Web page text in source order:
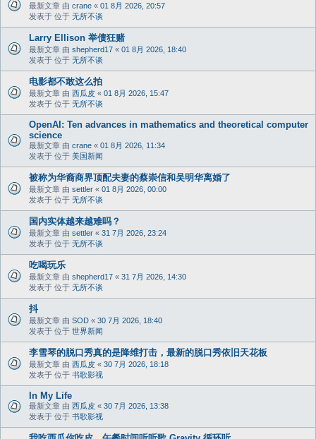
最新文章 由 crane « 01 8月 2026, 20:57
发表于 位于 无所不谈
Larry Ellison 举债狂赌
最新文章 由 shepherd17 « 01 8月 2026, 18:40
发表于 位于 无所不谈
电影都不敢这么拍
最新文章 由 西瓜皮 « 01 8月 2026, 15:47
发表于 位于 无所不谈
OpenAI: Ten advances in mathematics and theoretical computer
science
最新文章 由 crane « 01 8月 2026, 11:34
发表于 位于 美国新闻
被称为华裔商界顶配夫妻的蔡崇信和吴明华离婚了
最新文章 由 settler « 01 8月 2026, 00:00
发表于 位于 无所不谈
国内实体越来越难吗？
最新文章 由 settler « 31 7月 2026, 23:24
发表于 位于 无所不谈
吃喝玩乐
最新文章 由 shepherd17 « 31 7月 2026, 14:30
发表于 位于 无所不谈
抖
最新文章 由 SOD « 30 7月 2026, 18:40
发表于 位于 世界新闻
李雪琴的脱口秀真的是降维打击，最新的脱口秀依旧天花板
最新文章 由 西瓜皮 « 30 7月 2026, 18:18
发表于 位于 书歌影视
In My Life
最新文章 由 西瓜皮 « 30 7月 2026, 13:38
发表于 位于 书歌影视